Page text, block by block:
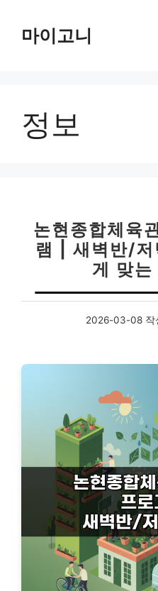
마이고니
정보
논현종합체육
램 | 새벽반/저
게 맞는
2026-03-08 작